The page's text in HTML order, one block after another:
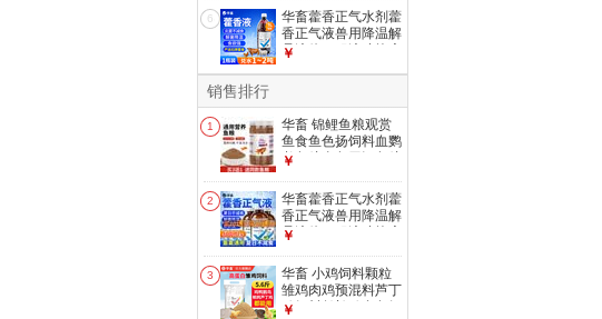
饲料20斤【整吨
39.9/袋】
6
华畜藿香正气水剂藿
香正气液兽用降温解
暑液体口服液猪抗应
￥
销售排行
1
华畜 锦鲤鱼粮观赏
鱼食鱼色扬饲料血鹦
鹉鱼粮金鱼罗汉鱼粮
【1mm观赏鱼粮】
500g
￥
2
华畜藿香正气水剂藿
香正气液兽用降温解
暑液体口服液猪抗应
10送5 买20送20】
清凉解暑500ml
￥
3
华畜 小鸡饲料颗粒
雏鸡肉鸡预混料芦丁
鸡饲料鹌鹑鸡食鱼饵
￥